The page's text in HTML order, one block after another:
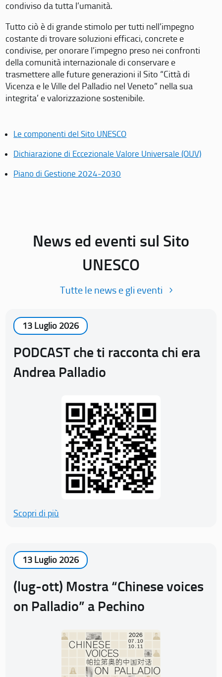
condiviso da tutta l’umanità.
Tutto ciò è di grande stimolo per tutti nell’impegno
costante di trovare soluzioni efficaci, concrete e
condivise, per onorare l’impegno preso nei confronti
della comunità internazionale di conservare e
trasmettere alle future generazioni il Sito “Città di
Vicenza e le Ville del Palladio nel Veneto” nella sua
integrita’ e valorizzazione sostenibile.
Le componenti del Sito UNESCO
Dichiarazione di Eccezionale Valore Universale (OUV)
Piano di Gestione 2024-2030
News ed eventi sul Sito
UNESCO
Tutte le news e gli eventi
13 Luglio 2026
PODCAST che ti racconta chi era
Andrea Palladio
Scopri di più
13 Luglio 2026
(lug-ott) Mostra “Chinese voices
on Palladio” a Pechino